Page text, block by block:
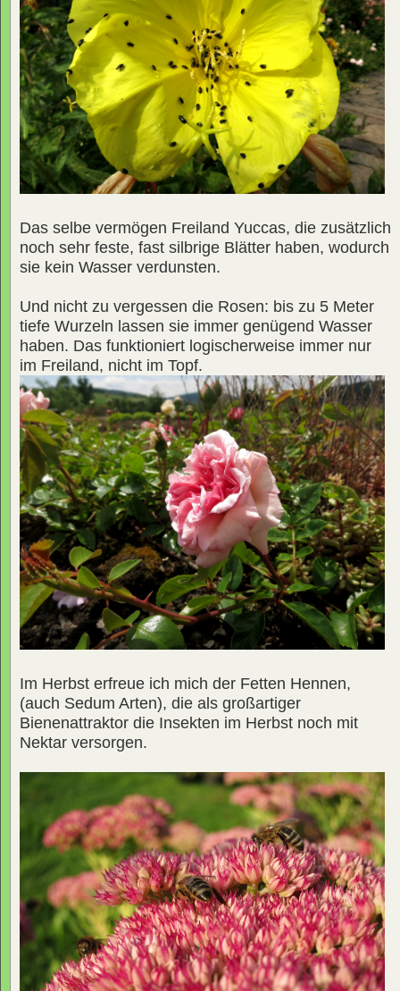
Das selbe vermögen Freiland Yuccas, die zusätzlich
noch sehr feste, fast silbrige Blätter haben, wodurch
sie kein Wasser verdunsten.
Und nicht zu vergessen die Rosen: bis zu 5 Meter
tiefe Wurzeln lassen sie immer genügend Wasser
haben. Das funktioniert logischerweise immer nur
im Freiland, nicht im Topf.
Im Herbst erfreue ich mich der Fetten Hennen,
(auch Sedum Arten), die als großartiger
Bienenattraktor die Insekten im Herbst noch mit
Nektar versorgen.